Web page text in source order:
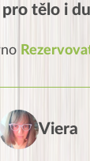
tělo i
Viera